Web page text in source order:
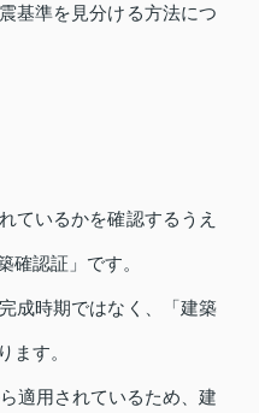
基準を見分ける方法につ
ているかを確認するうえ
確認証」です。
成時期ではなく、「建築
ます。
適用されているため、建